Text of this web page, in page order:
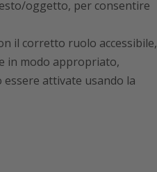
oggetto, per consentire
il corretto ruolo accessibile,
in modo appropriato,
attivate usando la